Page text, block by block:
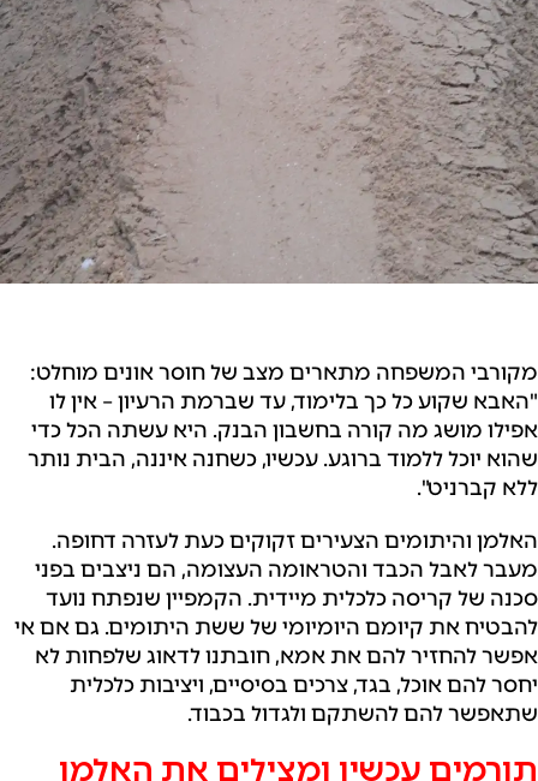
מקורבי המשפחה מתארים מצב של חוסר אונים מוחלט:
"האבא שקוע כל כך בלימוד, עד שברמת הרעיון – אין לו
אפילו מושג מה קורה בחשבון הבנק. היא עשתה הכל כדי
שהוא יוכל ללמוד ברוגע. עכשיו, כשחנה איננה, הבית נותר
ללא קברניט".
האלמן והיתומים הצעירים זקוקים כעת לעזרה דחופה.
מעבר לאבל הכבד והטראומה העצומה, הם ניצבים בפני
סכנה של קריסה כלכלית מיידית. הקמפיין שנפתח נועד
להבטיח את קיומם היומיומי של ששת היתומים. גם אם אי
אפשר להחזיר להם את אמא, חובתנו לדאוג שלפחות לא
יחסר להם אוכל, בגד, צרכים בסיסיים, ויציבות כלכלית
שתאפשר להם להשתקם ולגדול בכבוד.
תורמים עכשיו ומצילים את האלמן